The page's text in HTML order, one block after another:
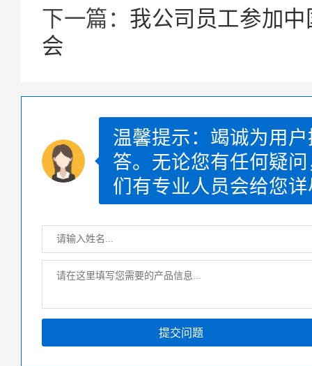
下一篇： 我公司员工参加
会
温馨提示：竭诚为用
答。无论您有任何疑
们有专业人员会给您
提交问题